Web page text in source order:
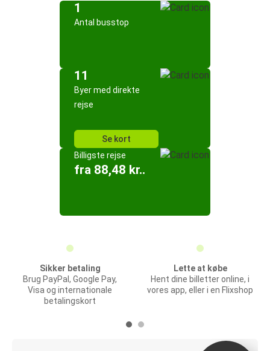
1
Antal busstop
11
Byer med direkte
rejse
Se kort
Billigste rejse
fra 88,48 kr..
Sikker betaling
Brug PayPal, Google Pay,
Visa og internationale
betalingskort
Lette at købe
Hent dine billetter online, i
vores app, eller i en Flixshop